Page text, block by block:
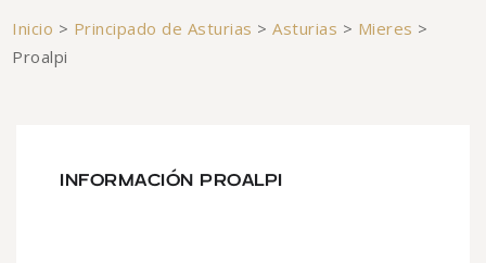
Inicio > Principado de Asturias >Asturias > Mieres >
Proalpi
INFORMACIÓN PROALPI